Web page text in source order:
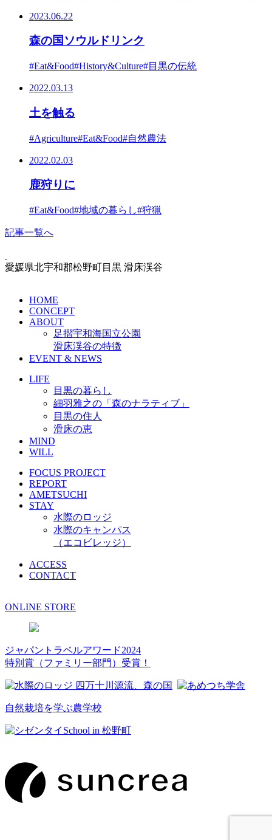
2023.06.22
森の国ソウルドリンク
#Eat&Food#History&Culture#目黒の伝統
2022.03.13
土を触る
#Agriculture#Eat&Food#自然農法
2022.02.03
鹿狩りに
#Eat&Food#地域の暮らし#狩猟
記事一覧へ
愛媛県北宇和郡松野町目黒 滑床渓谷
HOME
CONCEPT
ABOUT
足摺宇和海国立公園
滑床渓谷の特徴
EVENT & NEWS
LIFE
目黒の暮らし
細羽雅之の「森のナラティブ」
目黒の住人
滑床の恵
MIND
WILL
FOCUS PROJECT
REPORT
AMETSUCHI
STAY
水際のロッジ
水際のキャンパス
（エコビレッジ）
ACCESS
CONTACT
ONLINE STORE
ジャパントラベルアワード2024
特別賞（ファミリー部門）受賞！
自然栽培を学ぶ農学校